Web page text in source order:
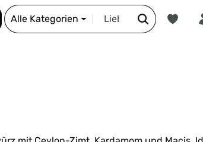
DIE SCHNORR-STORY
Alle Kategorien
Du